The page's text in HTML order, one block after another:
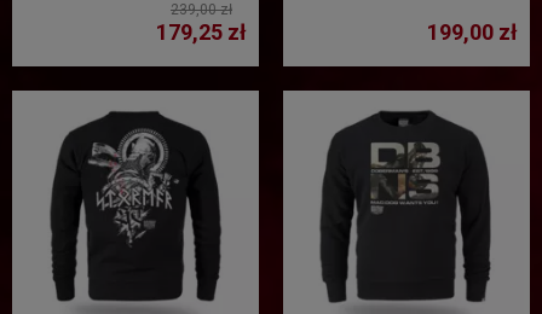
239,00 zł
179,25 zł 199,00 zł